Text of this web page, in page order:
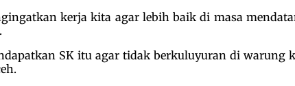
kerja kita agar lebih baik di masa
SK itu agar tidak berkuluyuran di